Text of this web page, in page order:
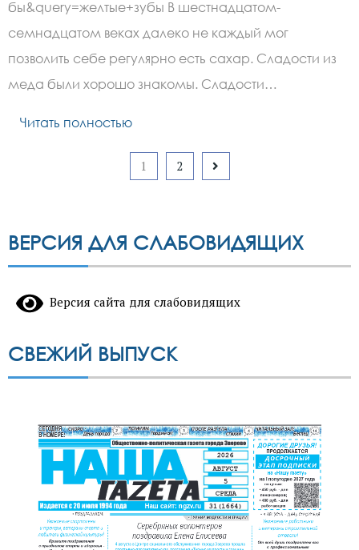
красиво
бы&query=желтые+зубы В шестнадцатом-
семнадцатом веках далеко не каждый мог
позволить себе регулярно есть сахар. Сладости из
меда были хорошо знакомы. Сладости…
Читать полностью
1 2
ВЕРСИЯ ДЛЯ СЛАБОВИДЯЩИХ
Версия сайта для слабовидящих
СВЕЖИЙ ВЫПУСК